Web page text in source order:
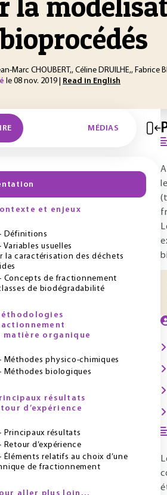
Marc CHOUBERT,, Céline DRUILHE,, Fabrice
le 08 nov. 2019 | Read in English
MÉDIAS
et enjeux
Définitions
Variables usuelles
la caractérisation des déchets
Concepts de fractionnement
de biodégradabilité
matière organique
Méthodes physico-chimiques
Méthodes biologiques
résultats
d’expérience
Principaux résultats
Retour d’expérience
Éléments relatifs au choix d’une
de fractionnement